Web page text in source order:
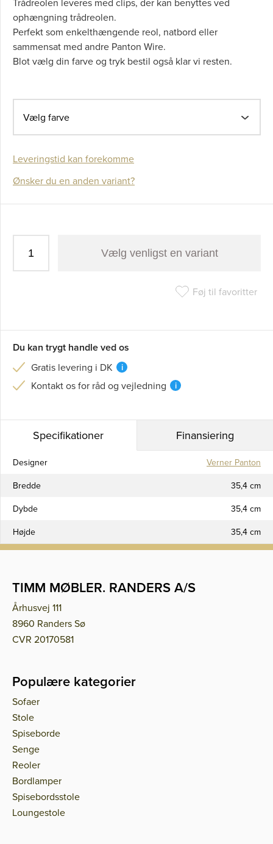
ophængning trådreolen.
Perfekt som enkelthængende reol, natbord eller
sammensat med andre Panton Wire.
Blot vælg din farve og tryk bestil også klar vi resten.
Vælg farve
Leveringstid kan forekomme
Ønsker du en anden variant?
Vælg venligst en variant
Føj til favoritter
Du kan trygt handle ved os
Gratis levering i DK i
Kontakt os for råd og vejledning i
Specifikationer Finansiering
Designer
Verner Panton
Bredde
35,4 cm
Dybde
35,4 cm
Højde
35,4 cm
TIMM MØBLER. RANDERS A/S
Århusvej 111
8960 Randers Sø
CVR 20170581
Populære kategorier
Sofaer
Stole
Spiseborde
Senge
Reoler
Bordlamper
Spisebordsstole
Loungestole